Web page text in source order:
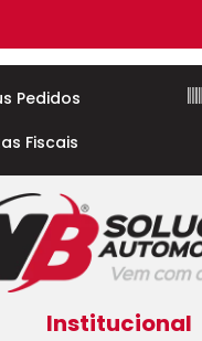
Pedidos
Fiscais
Institucional